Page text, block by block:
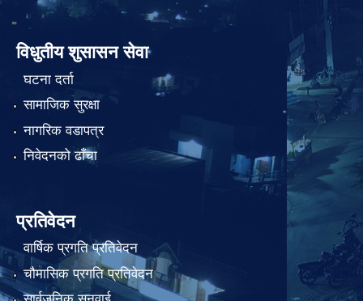
विधुतीय शुसासन सेवा
घटना दर्ता
सामाजिक सुरक्षा
नागरिक वडापत्र
निवेदनको ढाँचा
प्रतिवेदन
वार्षिक प्रगति प्रतिवेदन
चौमासिक प्रगति प्रतिवेदन